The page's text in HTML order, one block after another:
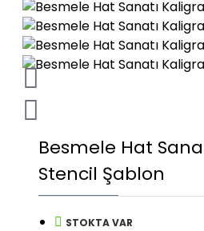
Besmele Hat
Stencil Şablon
STOKTA VAR